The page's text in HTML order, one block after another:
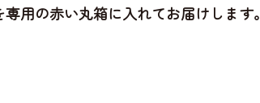
用の赤い丸箱に入れてお届けします。